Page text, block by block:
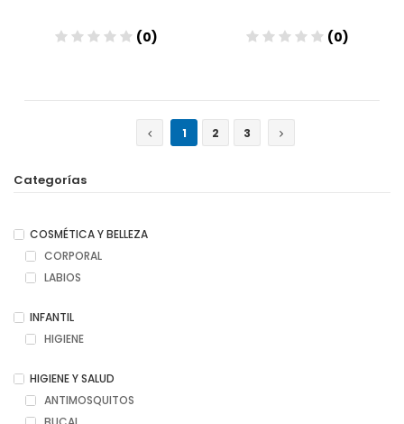
(0) (0)
1
2 3
Categorías
COSMÉTICA Y BELLEZA
CORPORAL
LABIOS
INFANTIL
HIGIENE
HIGIENE Y SALUD
ANTIMOSQUITOS